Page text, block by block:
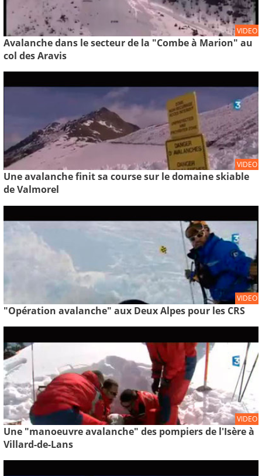
VIDEO
Avalanche dans le secteur de la "Combe à Marion" au
col des Aravis
VIDEO
Une avalanche finit sa course sur le domaine skiable
de Valmorel
VIDEO
"Opération avalanche" aux Deux Alpes pour les CRS
VIDEO
Une "manoeuvre avalanche" des pompiers de l'Isère à
Villard-de-Lans